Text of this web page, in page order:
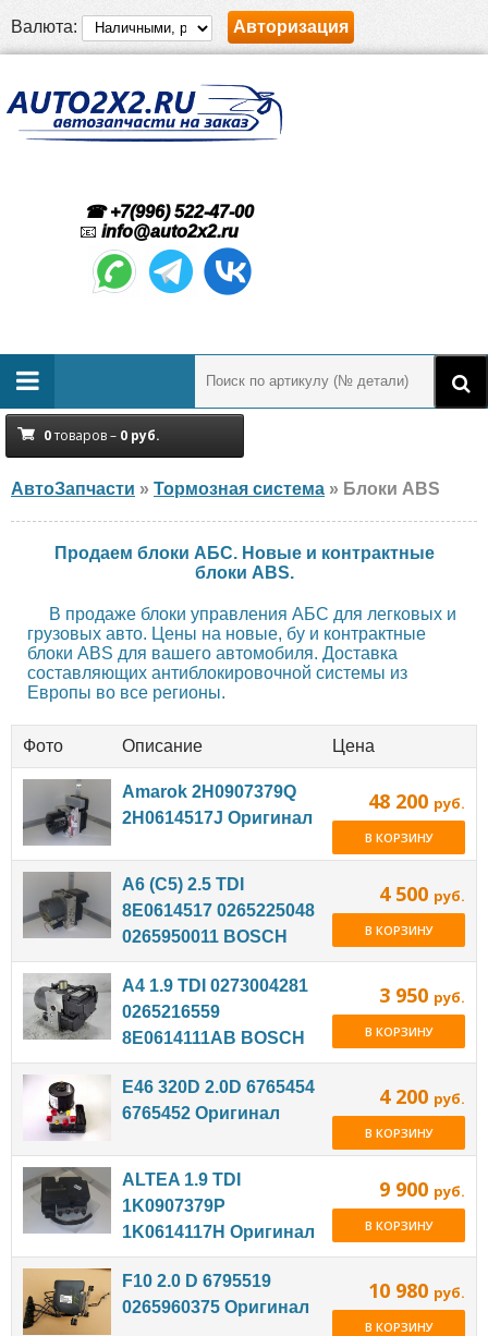
Валюта: Авторизация
☎ +7(996) 522-47-00
📧 info@auto2x2.ru
0товаров – 0 руб.
АвтоЗапчасти » Тормозная система » Блоки ABS
Продаем блоки АБС. Новые и контрактные
блоки ABS.
В продаже блоки управления АБС для легковых и
грузовых авто. Цены на новые, бу и контрактные
блоки ABS для вашего автомобиля. Доставка
составляющих антиблокировочной системы из
Европы во все регионы.
Фото Описание Цена
Amarok 2H0907379Q
2H0614517J Оригинал
48 200 руб.
В КОРЗИНУ
A6 (C5) 2.5 TDI
8E0614517 0265225048
0265950011 BOSCH
4 500 руб.
В КОРЗИНУ
A4 1.9 TDI 0273004281
0265216559
8E0614111AB BOSCH
3 950 руб.
В КОРЗИНУ
E46 320D 2.0D 6765454
6765452 Оригинал
4 200 руб.
В КОРЗИНУ
ALTEA 1.9 TDI
1K0907379P
1K0614117H Оригинал
9 900 руб.
В КОРЗИНУ
F10 2.0 D 6795519
0265960375 Оригинал
10 980 руб.
В КОРЗИНУ